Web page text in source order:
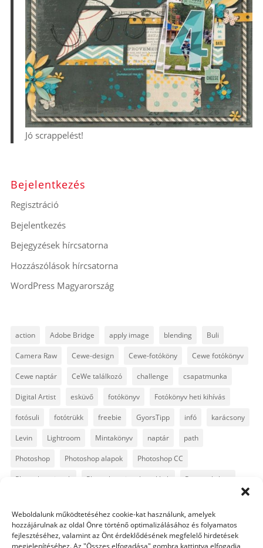
Weboldalunk működtetéséhez cookie-kat használunk, amelyek
hozzájárulnak az oldal Önre történő optimalizálásához és folyamatos
fejlesztéséhez, valamint az Önt érdeklődésének megfelelő hirdetések
megjelenítéséhez. Az "Összes elfogadása" gombra kattintva elfogadja
Jó scrappelést!
Bejelentkezés
Regisztráció
Bejelentkezés
Bejegyzések hírcsatorna
Hozzászólások hírcsatorna
WordPress Magyarország
action Adobe Bridge apply image blending Buli
Camera Raw Cewe-design Cewe-fotóköny Cewe fotókönyv
Cewe naptár CeWe találkozó challenge csapatmunka
Digital Artist esküvő fotókönyv Fotókönyv heti kihívás
fotósuli fotótrükk freebie GyorsTipp infó karácsony
Levin Lightroom Mintakönyv naptár path
Photoshop Photoshop alapok Photoshop CC
Photoshop tippek Photoshop tippek, trükkök Postworkshop
szövegszerkesztés template text Topaz trükkök
videó vintage